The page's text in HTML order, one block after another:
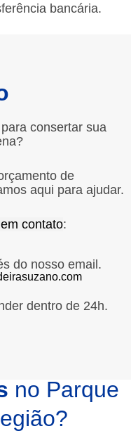
bancária.
consertar sua
de
aqui para ajudar.
contato:
do nosso email.
dentro de 24h.
no Parque